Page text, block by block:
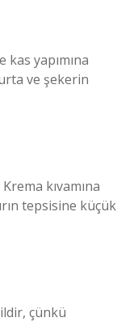
yapımına
ve şekerin
kıvamına
tepsisine küçük
çünkü